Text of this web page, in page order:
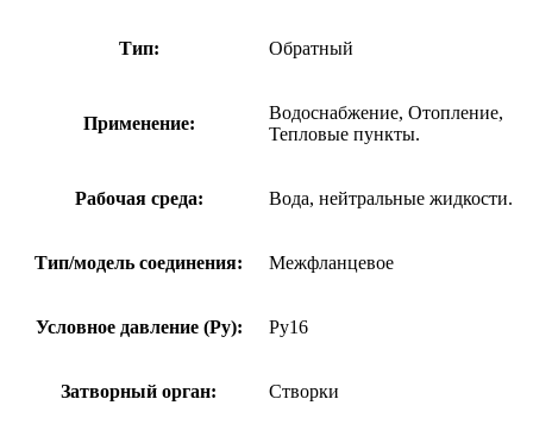
Тип: Обратный
Применение:
Водоснабжение, Отопление,
Тепловые пункты.
Рабочая среда: Вода, нейтральные жидкости.
Тип/модель соединения: Межфланцевое
Условное давление (Ру): Ру16
Затворный орган: Створки